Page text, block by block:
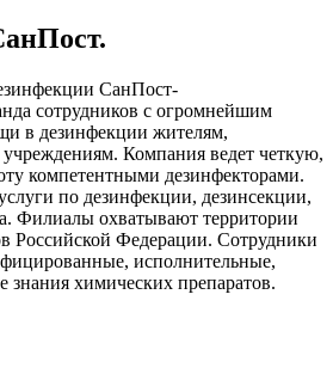
СанПост-
сотрудников с огромнейшим
в дезинфекции жителям,
Компания ведет четкую,
компетентными дезинфекторами.
по дезинфекции, дезинсекции,
Филиалы охватывают территории
Российской Федерации. Сотрудники
исполнительные,
химических препаратов.